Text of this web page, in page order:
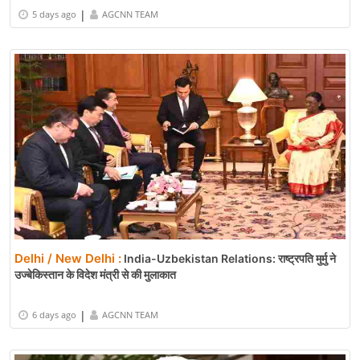
5 days ago | AGCNN TEAM
Delhi / New Delhi : India-Uzbekistan Relations: राष्ट्रपति मुर्मु ने
उज्बेकिस्तान के विदेश मंत्री से की मुलाकात
6 days ago | AGCNN TEAM